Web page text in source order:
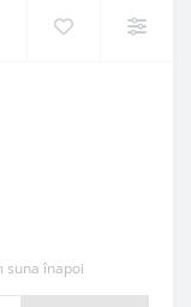
suna înapoi